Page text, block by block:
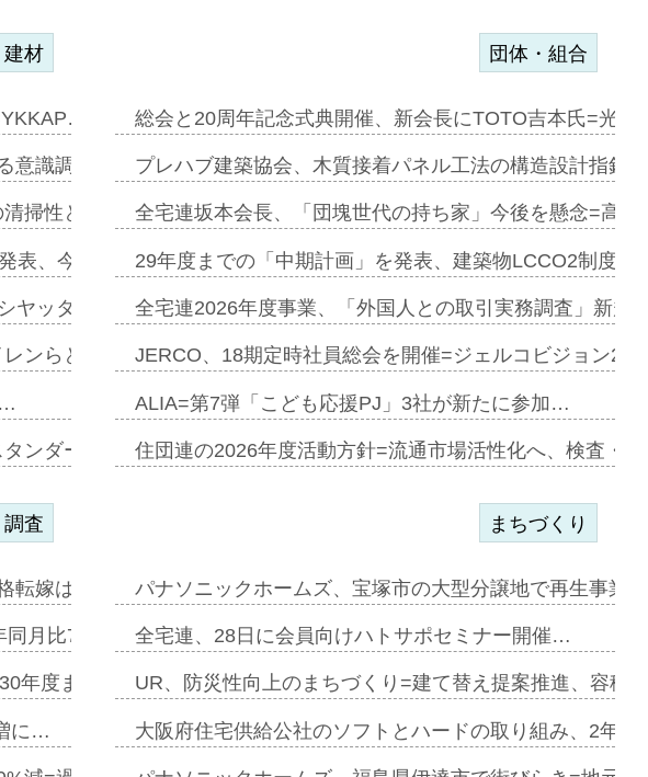
材
意識調査=Nature…
清掃性と安全性追加=リンナ…
表、今期は増収見込む=…
ヤッター…
レンらと協働開発開始=三協…
タンダードが新築分譲M専用…
団体・組合
総会と20周年記念式典開催、新会長にTOTO吉本氏=光
プレハブ建築協会、木質接着パネル工法の構造設計指針
全宅連坂本会長、「団塊世代の持ち家」今後を懸念=高
29年度までの「中期計画」を発表、建築物LCCO2制度
全宅連2026年度事業、「外国人との取引実務調査」新規
JERCO、18期定時社員総会を開催=ジェルコビジョン
ALIA=第7弾「こども応援PJ」3社が新たに参加…
住団連の2026年度活動方針=流通市場活性化へ、検査・
査
転嫁は十分に進まず=「物…
同月比7・1%上昇…
年度まで〝揺り戻し〟…
に…
まちづくり
パナソニックホームズ、宝塚市の大型分譲地で再生事業
全宅連、28日に会員向けハトサポセミナー開催…
UR、防災性向上のまちづくり=建て替え提案推進、容積
大阪府住宅供給公社のソフトとハードの取り組み、2年